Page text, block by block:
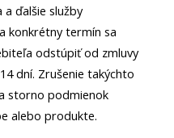
ďalšie služby
konkrétny termín sa
odstúpiť od zmluvy
dní. Zrušenie takýchto
storno podmienok
alebo produkte.